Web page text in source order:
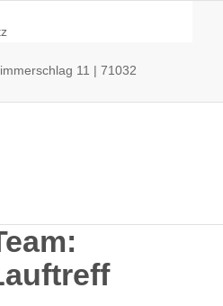
11 | 71032